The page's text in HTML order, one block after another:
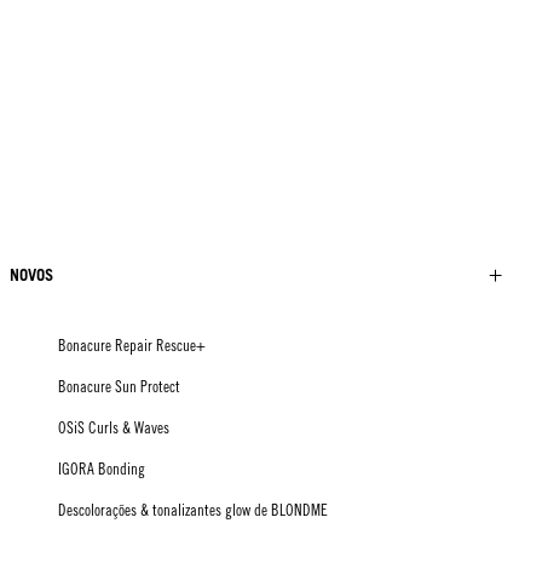
NOVOS
Bonacure Repair Rescue+
Bonacure Sun Protect
OSiS Curls & Waves
IGORA Bonding
Descolorações & tonalizantes glow de BLONDME